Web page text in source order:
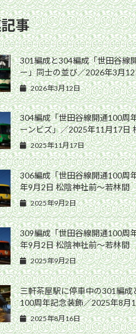
事
301編成と304編成「世田谷線
ー」同士の並び／2026年3月
2026年3月12日
304編成「世田谷線開通100周
ーンビズ」／2025年11月17日
2025年11月17日
306編成「世田谷線開通100周
年9月2日 松陰神社前〜若林間
2025年9月2日
309編成「世田谷線開通100周
年9月2日 松陰神社前〜若林間
2025年9月2日
三軒茶屋駅に停車中の301編
100周年記念装飾／2025年8月
2025年8月16日